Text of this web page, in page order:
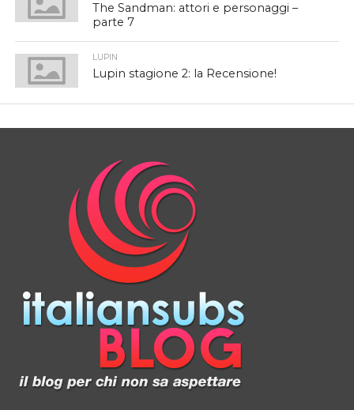
The Sandman: attori e personaggi –
parte 7
LUPIN
Lupin stagione 2: la Recensione!